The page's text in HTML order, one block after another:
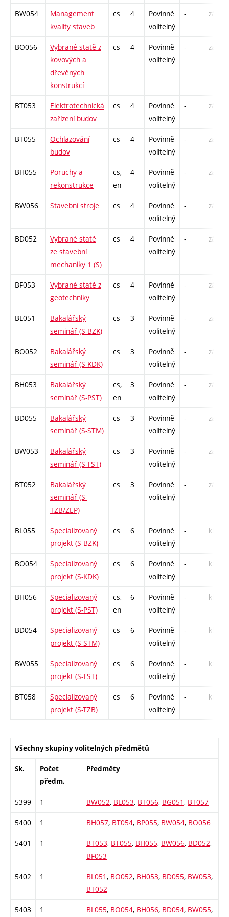
BW054
Management
kvality staveb
cs 4
Povinně
volitelný
- zá,zk
BO056
Vybrané statě z
kovových a
dřevěných
konstrukcí
cs 4
Povinně
volitelný
- zá,zk
BT053
Elektrotechnická
zařízení budov
cs 4
Povinně
volitelný
- zá,zk
BT055
Ochlazování
budov
cs 4
Povinně
volitelný
- zá,zk
BH055
Poruchy a
rekonstrukce
cs,
en
4
Povinně
volitelný
- zá,zk
BW056 Stavební stroje cs 4
Povinně
volitelný
- zá,zk
BD052
Vybrané statě
ze stavební
mechaniky 1 (S)
cs 4
Povinně
volitelný
- zá,zk
BF053
Vybrané statě z
geotechniky
cs 4
Povinně
volitelný
- zá,zk
BL051
Bakalářský
seminář (S-BZK)
cs 3
Povinně
volitelný
- zá
BO052
Bakalářský
seminář (S-KDK)
cs 3
Povinně
volitelný
- zá
BH053
Bakalářský
seminář (S-PST)
cs,
en
3
Povinně
volitelný
- zá
BD055
Bakalářský
seminář (S-STM)
cs 3
Povinně
volitelný
- zá
BW053
Bakalářský
seminář (S-TST)
cs 3
Povinně
volitelný
- zá
BT052
Bakalářský
seminář (S-
TZB/ZEP)
cs 3
Povinně
volitelný
- zá
BL055
Specializovaný
projekt (S-BZK)
cs 6
Povinně
volitelný
- kl
BO054
Specializovaný
projekt (S-KDK)
cs 6
Povinně
volitelný
- kl
BH056
Specializovaný
projekt (S-PST)
cs,
en
6
Povinně
volitelný
- kl
BD054
Specializovaný
projekt (S-STM)
cs 6
Povinně
volitelný
- kl
BW055
Specializovaný
projekt (S-TST)
cs 6
Povinně
volitelný
- kl
BT058
Specializovaný
projekt (S-TZB)
cs 6
Povinně
volitelný
- kl
Všechny skupiny volitelných předmětů
Sk.
Počet
předm.
Předměty
5399 1 BW052, BL053, BT056, BG051 , BT057
5400 1 BH057, BT054, BP055, BW054, BO056
5401 1 BT053, BT055, BH055, BW056, BD052,
BF053
5402 1 BL051 , BO052, BH053, BD055, BW053,
BT052
5403 1 BL055, BO054, BH056, BD054, BW055,